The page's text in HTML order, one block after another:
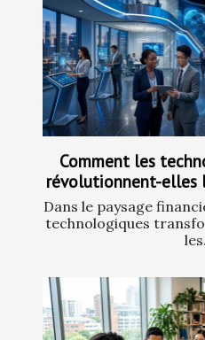
Comment les
révolutionnent-elles
Dans le paysage
technologiques